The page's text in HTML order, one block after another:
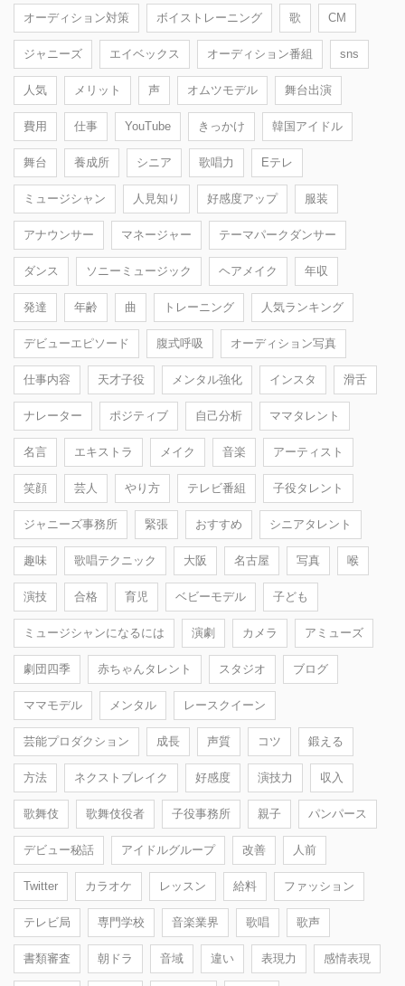
オーディション対策 ボイストレーニング 歌 CM
ジャニーズ エイベックス オーディション番組 sns
人気 メリット 声 オムツモデル 舞台出演
費用 仕事 YouTube きっかけ 韓国アイドル
舞台 養成所 シニア 歌唱力 Eテレ
ミュージシャン 人見知り 好感度アップ 服装
アナウンサー マネージャー テーマパークダンサー
ダンス ソニーミュージック ヘアメイク 年収
発達 年齢 曲 トレーニング 人気ランキング
デビューエピソード 腹式呼吸 オーディション写真
仕事内容 天才子役 メンタル強化 インスタ 滑舌
ナレーター ポジティブ 自己分析 ママタレント
名言 エキストラ メイク 音楽 アーティスト
笑顔 芸人 やり方 テレビ番組 子役タレント
ジャニーズ事務所 緊張 おすすめ シニアタレント
趣味 歌唱テクニック 大阪 名古屋 写真 喉
演技 合格 育児 ベビーモデル 子ども
ミュージシャンになるには 演劇 カメラ アミューズ
劇団四季 赤ちゃんタレント スタジオ ブログ
ママモデル メンタル レースクイーン
芸能プロダクション 成長 声質 コツ 鍛える
方法 ネクストブレイク 好感度 演技力 収入
歌舞伎 歌舞伎役者 子役事務所 親子 パンパース
デビュー秘話 アイドルグループ 改善 人前
Twitter カラオケ レッスン 給料 ファッション
テレビ局 専門学校 音楽業界 歌唱 歌声
書類審査 朝ドラ 音域 違い 表現力 感情表現